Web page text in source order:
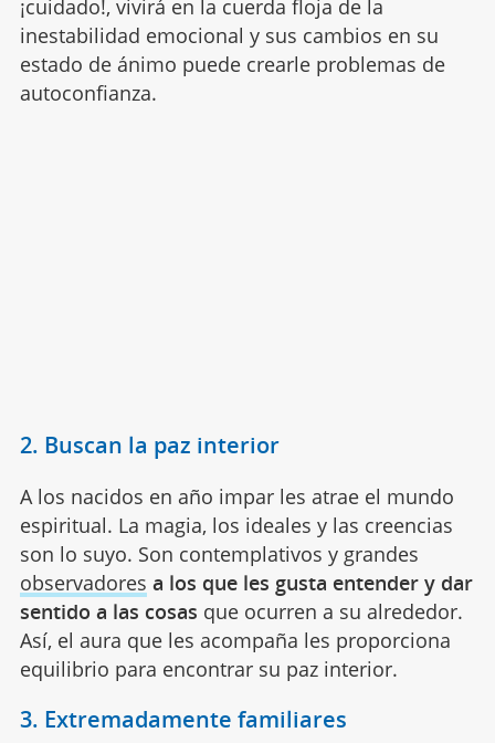
¡cuidado!, vivirá en la cuerda floja de la
inestabilidad emocional y sus cambios en su
estado de ánimo puede crearle problemas de
autoconfianza.
2. Buscan la paz interior
A los nacidos en año impar les atrae el mundo
espiritual. La magia, los ideales y las creencias
son lo suyo. Son contemplativos y grandes
observadores a los que les gusta entender y dar
sentido a las cosas que ocurren a su alrededor.
Así, el aura que les acompaña les proporciona
equilibrio para encontrar su paz interior.
3. Extremadamente familiares